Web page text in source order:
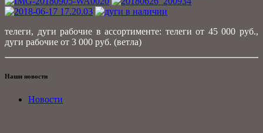
телеги, дуги рабочие в ассортименте: телеги от 45 000 руб.,
дуги рабочие от 3 000 руб. (ветла)
Наши новости
Новости